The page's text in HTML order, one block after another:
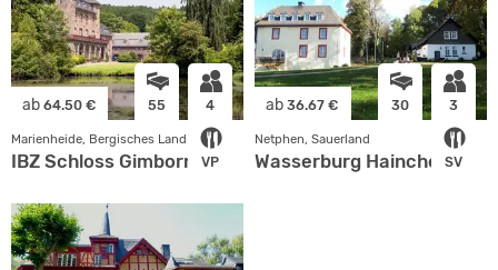
ab 64.50 € 55 4
VP
Marienheide, Bergisches Land
IBZ Schloss Gimborn
ab 36.67 € 30 3
SV
Netphen, Sauerland
Wasserburg Hainchen